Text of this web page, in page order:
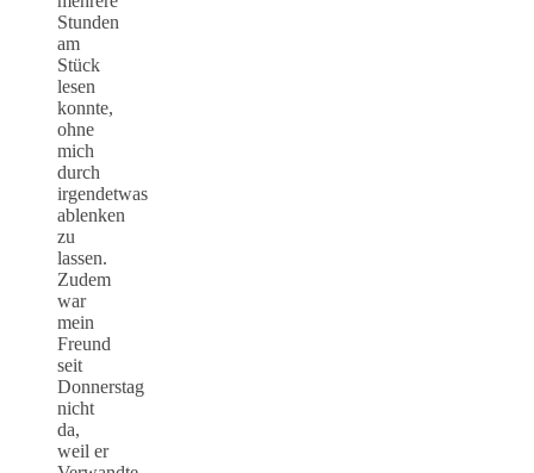
Stunden
am
Stück
lesen
konnte,
ohne
mich
durch
irgendetwas
ablenken
zu
lassen.
Zudem
war
mein
Freund
seit
Donnerstag
nicht
da,
weil er